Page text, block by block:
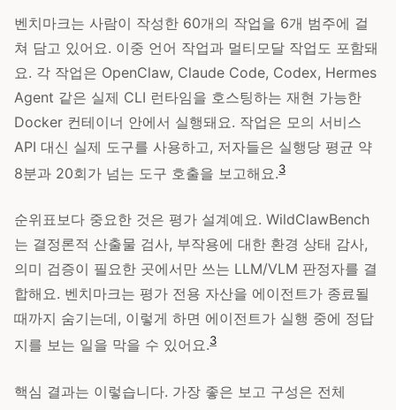
벤치마크는 사람이 작성한 60개의 작업을 6개 범주에 걸
쳐 담고 있어요. 이중 언어 작업과 멀티모달 작업도 포함돼
요. 각 작업은 OpenClaw, Claude Code, Codex, Hermes
Agent 같은 실제 CLI 런타임을 호스팅하는 재현 가능한
Docker 컨테이너 안에서 실행돼요. 작업은 모의 서비스
API 대신 실제 도구를 사용하고, 저자들은 실행당 평균 약
8분과 20회가 넘는 도구 호출을 보고해요.3
순위표보다 중요한 것은 평가 설계예요. WildClawBench
는 결정론적 산출물 검사, 부작용에 대한 환경 상태 감사,
의미 검증이 필요한 곳에서만 쓰는 LLM/VLM 판정자를 결
합해요. 벤치마크는 평가 전용 자산을 에이전트가 종료될
때까지 숨기는데, 이렇게 하면 에이전트가 실행 중에 정답
지를 보는 일을 막을 수 있어요.3
핵심 결과는 이렇습니다. 가장 좋은 보고 구성은 전체